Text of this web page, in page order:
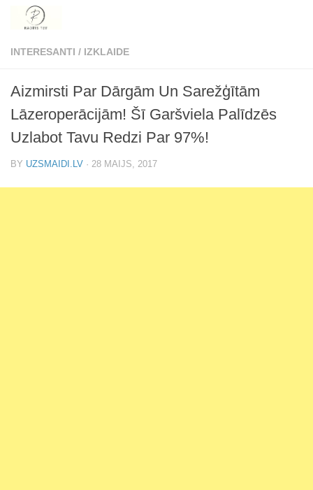
Skip to content
INTERESANTI / IZKLAIDE
Aizmirsti Par Dārgām Un Sarežģītām
Lāzeroperācijām! Šī Garšviela Palīdzēs
Uzlabot Tavu Redzi Par 97%!
BY UZSMAIDI.LV · 28 MAIJS, 2017